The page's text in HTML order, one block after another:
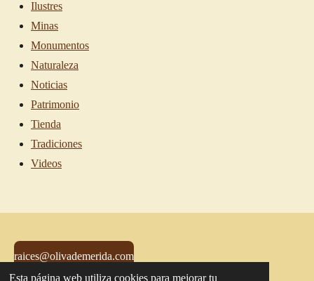
Esta página web utiliza cookies para mejorar tu
Ilustres
Minas
Monumentos
Naturaleza
Noticias
Patrimonio
Tienda
Tradiciones
Videos
raices@olivademerida.com